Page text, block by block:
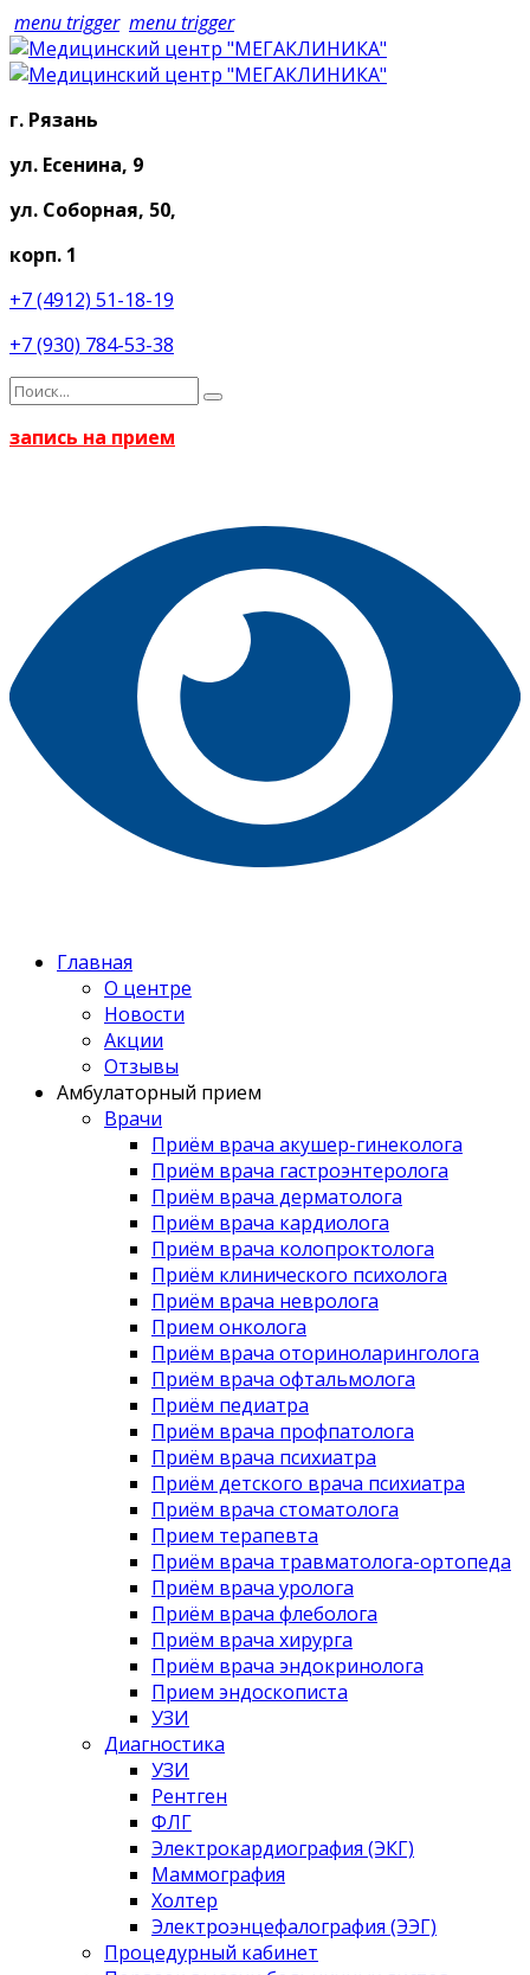
menu trigger menu trigger
г. Рязань
ул. Есенина, 9
ул. Соборная, 50,
корп. 1
+7 (4912) 51-18-19
+7 (930) 784-53-38
запись на прием
Главная
О центре
Новости
Акции
Отзывы
Амбулаторный прием
Врачи
Приём врача акушер-гинеколога
Приём врача гастроэнтеролога
Приём врача дерматолога
Приём врача кардиолога
Приём врача колопроктолога
Приём клинического психолога
Приём врача невролога
Прием онколога
Приём врача оториноларинголога
Приём врача офтальмолога
Приём педиатра
Приём врача профпатолога
Приём врача психиатра
Приём детского врача психиатра
Приём врача стоматолога
Прием терапевта
Приём врача травматолога-ортопеда
Приём врача уролога
Приём врача флеболога
Приём врача хирурга
Приём врача эндокринолога
Прием эндоскописта
УЗИ
Диагностика
УЗИ
Рентген
ФЛГ
Электрокардиография (ЭКГ)
Маммография
Холтер
Электроэнцефалография (ЭЭГ)
Процедурный кабинет